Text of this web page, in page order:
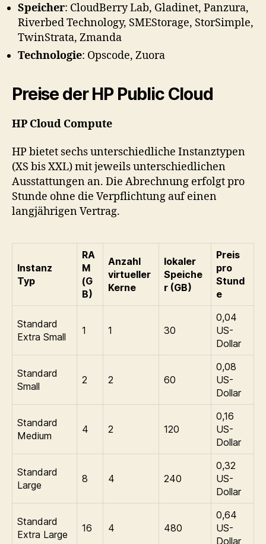
Speicher: CloudBerry Lab, Gladinet, Panzura,
Riverbed Technology, SMEStorage, StorSimple,
TwinStrata, Zmanda
Technologie: Opscode, Zuora
Preise der HP Public Cloud
HP Cloud Compute
HP bietet sechs unterschiedliche Instanztypen
(XS bis XXL) mit jeweils unterschiedlichen
Ausstattungen an. Die Abrechnung erfolgt pro
Stunde ohne die Verpflichtung auf einen
langjährigen Vertrag.
Instanz
Typ
RA
M
(G
B)
Anzahl
virtueller
Kerne
lokaler
Speiche
r (GB)
Preis
pro
Stund
e
Standard
Extra Small
1 1 30
0,04
US-
Dollar
Standard
Small
2 2 60
0,08
US-
Dollar
Standard
Medium
4 2 120
0,16
US-
Dollar
Standard
Large
8 4 240
0,32
US-
Dollar
Standard
Extra Large
16 4 480
0,64
US-
Dollar